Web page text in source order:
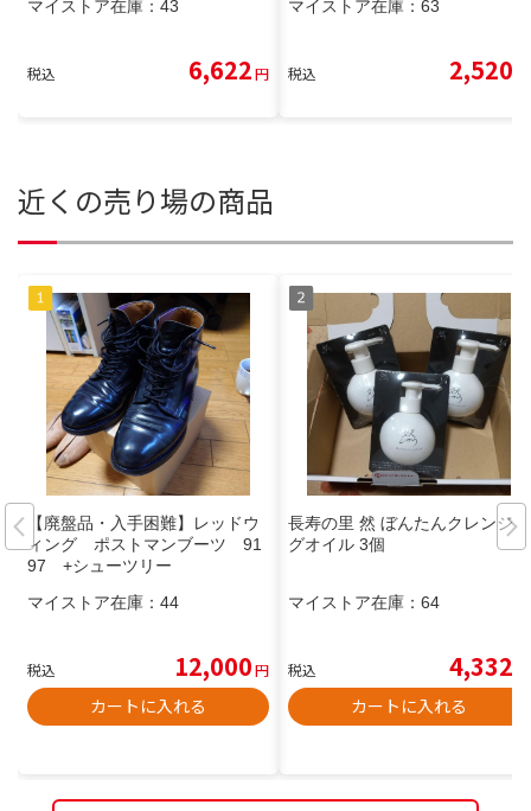
マイストア在庫： 43
税込 6,622円
マイストア在庫： 63
税込 2,520
近くの売り場の商品
【廃盤品・入手困難】レッドウ
ィング ポストマンブーツ 91
97 +シューツリー
マイストア在庫： 44
税込 12,000円
カートに入れる
長寿の里 然 ぼんたんクレンジン
グオイル 3個
マイストア在庫： 64
税込 4,332
カートに入れる